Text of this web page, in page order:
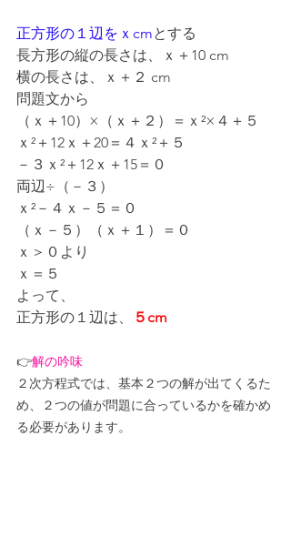
正方形の１辺をｘcmとする
長方形の縦の長さは、ｘ＋10 cm
横の長さは、ｘ＋２ cm
問題文から
（ｘ＋10）×（ｘ＋２）＝ｘ²×４＋５
ｘ²＋12ｘ＋20＝４ｘ²＋５
－３ｘ²＋12ｘ＋15＝０
両辺÷（－３）
ｘ²－４ｘ－５＝０
（ｘ－５）（ｘ＋１）＝０
ｘ＞０より
ｘ＝５
よって、
正方形の１辺は、
５cm
👉解の吟味
２次方程式では、基本２つの解が出てくるた
め、２つの値が問題に合っているかを確かめ
る必要があります。